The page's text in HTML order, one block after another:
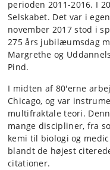
perioden 2011-2016. I
Selskabet. Det var i
november 2017 stod i
275 års jubilæumsdag
Margrethe og
Pind.
I midten af 80'erne
Chicago, og var
multifraktale teori.
mange discipliner, fra
kemi til biologi og
blandt de højest
citationer.